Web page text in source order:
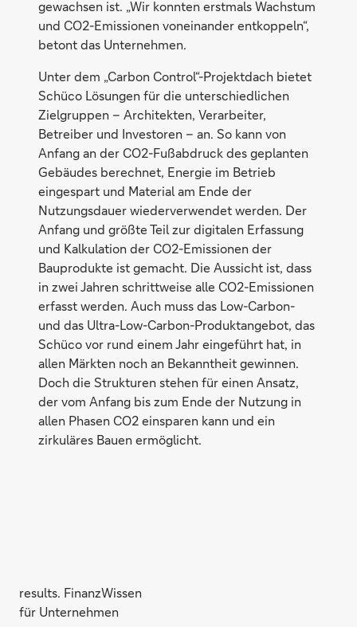
gewachsen ist. „Wir konnten erstmals Wachstum
und CO2-Emissionen voneinander entkoppeln“,
betont das Unternehmen.
Unter dem „Carbon Control“-Projektdach bietet
Schüco Lösungen für die unterschiedlichen
Zielgruppen – Architekten, Verarbeiter,
Betreiber und Investoren – an. So kann von
Anfang an der CO2-Fußabdruck des geplanten
Gebäudes berechnet, Energie im Betrieb
eingespart und Material am Ende der
Nutzungsdauer wiederverwendet werden. Der
Anfang und größte Teil zur digitalen Erfassung
und Kalkulation der CO2-Emissionen der
Bauprodukte ist gemacht. Die Aussicht ist, dass
in zwei Jahren schrittweise alle CO2-Emissionen
erfasst werden. Auch muss das Low-Carbon-
und das Ultra-Low-Carbon-Produktangebot, das
Schüco vor rund einem Jahr eingeführt hat, in
allen Märkten noch an Bekanntheit gewinnen.
Doch die Strukturen stehen für einen Ansatz,
der vom Anfang bis zum Ende der Nutzung in
allen Phasen CO2 einsparen kann und ein
zirkuläres Bauen ermöglicht.
results. FinanzWissen
für Unternehmen